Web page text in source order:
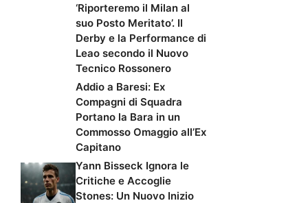
‘Riporteremo il Milan al
suo Posto Meritato’. Il
Derby e la Performance di
Leao secondo il Nuovo
Tecnico Rossonero
Addio a Baresi: Ex
Compagni di Squadra
Portano la Bara in un
Commosso Omaggio all’Ex
Capitano
Yann Bisseck Ignora le
Critiche e Accoglie
Stones: Un Nuovo Inizio